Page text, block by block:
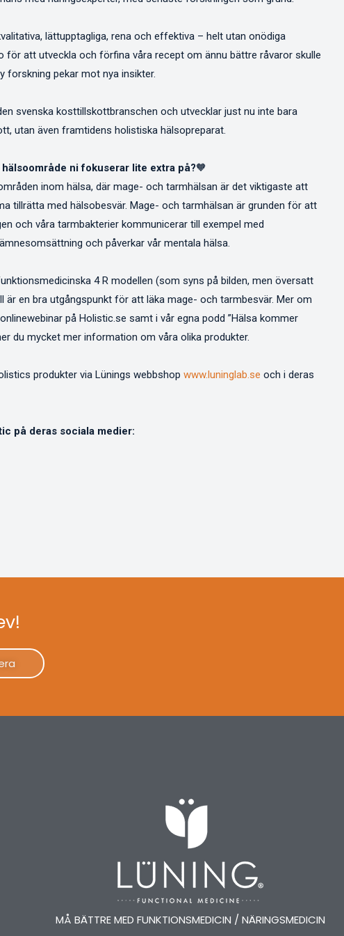
lättupptagliga, rena och effektiva – helt utan onödiga
för att utveckla och förfina våra recept om ännu bättre råvaror skulle
forskning pekar mot nya insikter.
svenska kosttillskottbranschen och utvecklar just nu inte bara
utan även framtidens holistiska hälsopreparat.
ni fokuserar lite extra på?🧡
inom hälsa, där mage- och tarmhälsan är det viktigaste att
tillrätta med hälsobesvär. Mage- och tarmhälsan är grunden för att
och våra tarmbakterier kommunicerar till exempel med
och påverkar vår mentala hälsa.
4 R modellen (som syns på bilden, men översatt
är en bra utgångspunkt för att läka mage- och tarmbesvär. Mer om
på Holistic.se samt i vår egna podd ”Hälsa kommer
du mycket mer information om våra olika produkter.
produkter via Lünings webbshop www.luninglab.se och i deras
på deras sociala medier:
MÅ BÄTTRE MED FUNKTIONSMEDICIN / NÄRINGSMEDICIN